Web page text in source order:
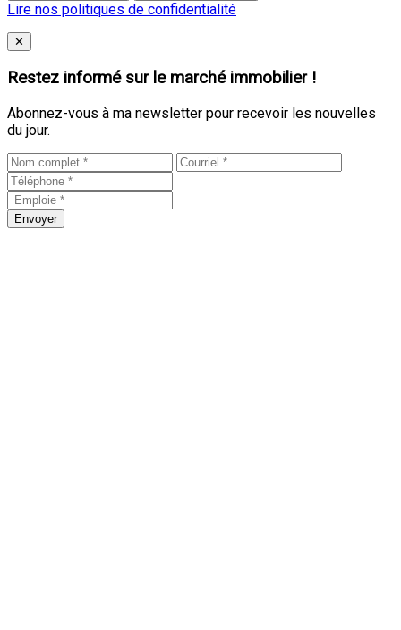
Lire nos politiques de confidentialité
Close
✕
Restez informé sur le marché immobilier !
Abonnez-vous à ma newsletter pour recevoir les nouvelles
du jour.
Envoyer